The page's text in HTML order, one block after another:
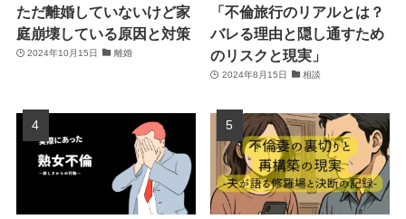
ただ離婚していないけど家
庭崩壊している原因と対策
2024年10月15日 離婚
「不倫旅行のリアルとは？
バレる理由と隠し通すため
のリスクと現実」
2024年8月15日 相談